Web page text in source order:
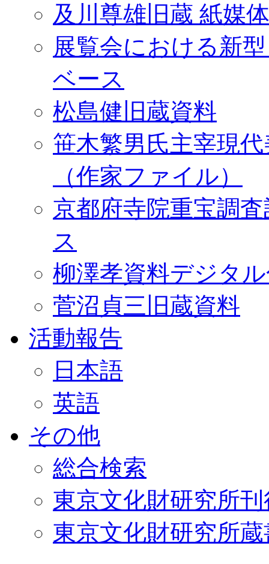
及川尊雄旧蔵 紙媒
展覧会における新
ベース
松島健旧蔵資料
笹木繁男氏主宰現
（作家ファイル）
京都府寺院重宝調
ス
柳澤孝資料デジタ
菅沼貞三旧蔵資料
活動報告
日本語
英語
その他
総合検索
東京文化財研究所
東京文化財研究所